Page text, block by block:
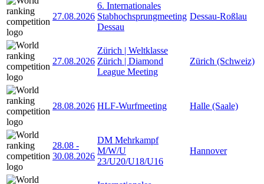
27.08.2026
6. Internationales
Stabhochsprungmeeting
Dessau
Dessau-Roßlau
27.08.2026
Zürich | Weltklasse
Zürich | Diamond
League Meeting
Zürich (Schweiz)
28.08.2026 HLF-Wurfmeeting Halle (Saale)
28.08 -
30.08.2026
DM Mehrkampf
M/W/U
23/U20/U18/U16
Hannover